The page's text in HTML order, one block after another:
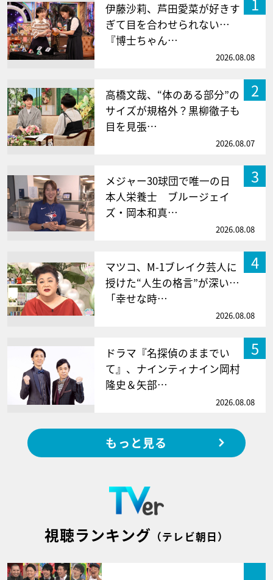
伊藤沙莉、芦田愛菜が好きす
ぎて目を合わせられない…
『博士ちゃん…
2026.08.08
2
高橋文哉、“体のある部分”の
サイズが規格外？黒柳徹子も
目を見張…
2026.08.07
3
メジャー30球団で唯一の日
本人栄養士 ブルージェイ
ズ・岡本和真…
2026.08.08
4
マツコ、M-1ブレイク芸人に
授けた“人生の格言”が深い…
「幸せな時…
2026.08.08
5
ドラマ『名探偵のままでい
て』、ナインティナイン岡村
隆史＆矢部…
2026.08.08
もっと見る
視聴ランキング （テレビ朝日）